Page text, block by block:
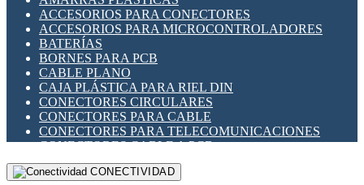
INDICADORES PARA PANEL
INTERFACES DE RELÉ
INTERRUPTORES FIN DE CARRERA
LLAVES CONMUTADORAS
MEDIDORES DE ENERGÍA Y TC'S DE CORRIENTE
MOTORES PASO A PASO
PANTALLAS HMI
PLC -CONTROLADORES LÓGICO PROGRAMABLES
PROGRAMADORES DE HORARIO
RELÉS DE PROTECCIÓN
SENSORES CAPACITIVOS
ACCESORIOS PARA CONECTORES
ACCESORIOS PARA MICROCONTROLADORES
BATERÍAS
BORNES PARA PCB
CABLE PLANO
CAJA PLÁSTICA PARA RIEL DIN
CONECTORES CIRCULARES
CONECTORES PARA CABLE
CONECTORES PARA TELECOMUNICACIONES
CONECTORES CABLE A PCB
CONECTORES PCB A CABLE
DIP SWITCHESCONECTIVIDAD